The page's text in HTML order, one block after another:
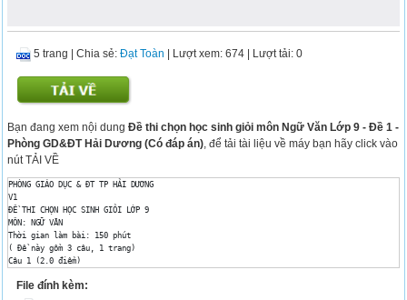
5 trang |Chia sẻ:Đạt Toàn | Lượt xem: 674 | Lượt tải: 0
Bạn đang xem nội dungĐề thi chọn học sinh giỏi môn Ngữ Văn Lớp 9 - Đề 1 -
Phòng GD&ĐT Hải Dương (Có đáp án) , để tải tài liệu về máy bạn hãy click vào
nút TẢI VỀ
PHÒNG GIÁO DỤC & ĐT TP HẢI DƯƠNG
V1
ĐỀ THI CHỌN HỌC SINH GIỎI LỚP 9
MÔN: NGỮ VĂN
Thời gian làm bài: 150 phút
( Đề này gồm 3 câu, 1 trang)
Câu 1 (2.0 điểm)
Rồi sớm rồi chiều lại bếp lửa bà nhen
File đính kèm: